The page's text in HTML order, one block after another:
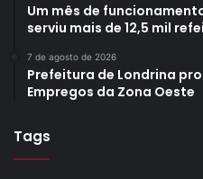
Um mês de
serviu mais de 12,5 mil
7 de agosto de 2026
Prefeitura de Londrina
Empregos da Zona Oeste
Tags